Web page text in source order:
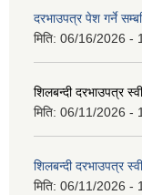
दरभाउपत्र पेश गर्ने
मिति: 06/16/2026 -
शिलबन्दी दरभाउपत्र
मिति: 06/11/2026 -
शिलबन्दी दरभाउपत्र
मिति: 06/11/2026 -